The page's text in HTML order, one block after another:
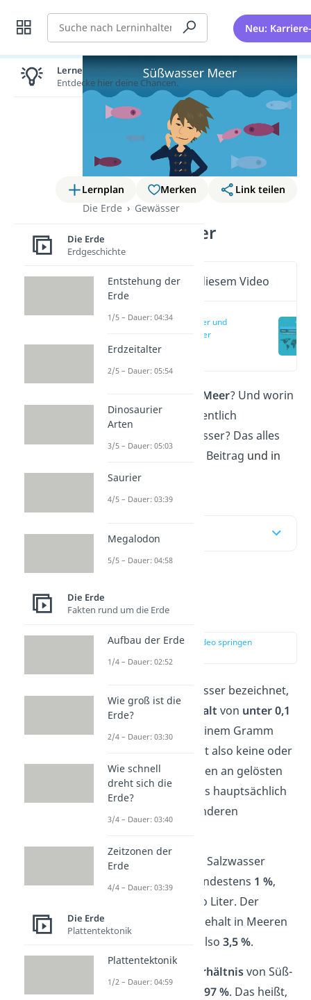
Suche Neu:
Lernplan Merken
Link teilen
Die Erde
Gewässer
Süßwasser Meer
Wichtige Inhalte in diesem Video
Süßwasser und
Salzwasser
Süßwasser Meer? Und worin
unterscheiden sich eigentlich
Süßwasser und Salzwasser? Das alles
erklären wir dir hier im Beitrag und in
unseremVideo
Inhaltsübersicht
Süßwasser und
Salzwasser
zur Stelle im Video springen
Wasser wird als Süßwasser bezeichnet,
wenn es einen
Salzgehalt von unter 0,1
hat. Das entspricht einem Gramm
Salz pro Liter. Es enthält also keine oder
nur sehr geringe Mengen an gelösten
Salzen. Daher kommt es hauptsächlich
und anderen
Im Gegensatz dazu hat Salzwasser
einen Salzanteil von mindestens 1 %,
also 10 Gramm Salz pro Liter. Der
durchschnittliche Salzgehalt in Meeren
liegt sogar bei 35 g/L, also3,5 %.
Verhältnisvon Süß-
und Salzwasser
3 % zu 97 %. Das heißt,
Lernen lohnt sich!
Entdecke hier deine Chancen.
Die Erde
Erdgeschichte
Entstehung der
Erde
1/5 – Dauer: 04:34
Erdzeitalter
2/5 – Dauer: 05:54
Dinosaurier
Arten
3/5 – Dauer: 05:03
Saurier
4/5 – Dauer: 03:39
Megalodon
5/5 – Dauer: 04:58
Die Erde
Fakten rund um die Erde
Aufbau der Erde
1/4 – Dauer: 02:52
Wie groß ist die
Erde?
2/4 – Dauer: 03:30
Wie schnell
dreht sich die
Erde?
3/4 – Dauer: 03:40
Zeitzonen der
Erde
4/4 – Dauer: 03:39
Die Erde
Plattentektonik
Plattentektonik
1/2 – Dauer: 04:59